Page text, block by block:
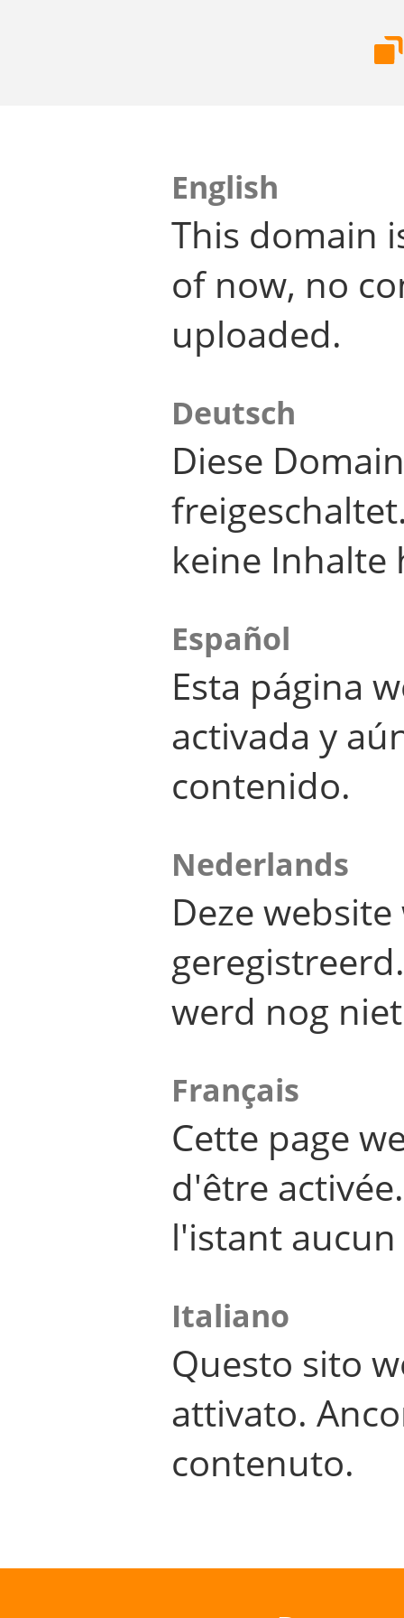
English
This domain
of now, no
uploaded.
Deutsch
Diese
keine Inhalte
Español
Esta página
activada y
contenido.
Nederlands
Deze
werd nog
Français
Cette page
d'être
l'istant
Italiano
Questo sito
attivato.
contenuto.